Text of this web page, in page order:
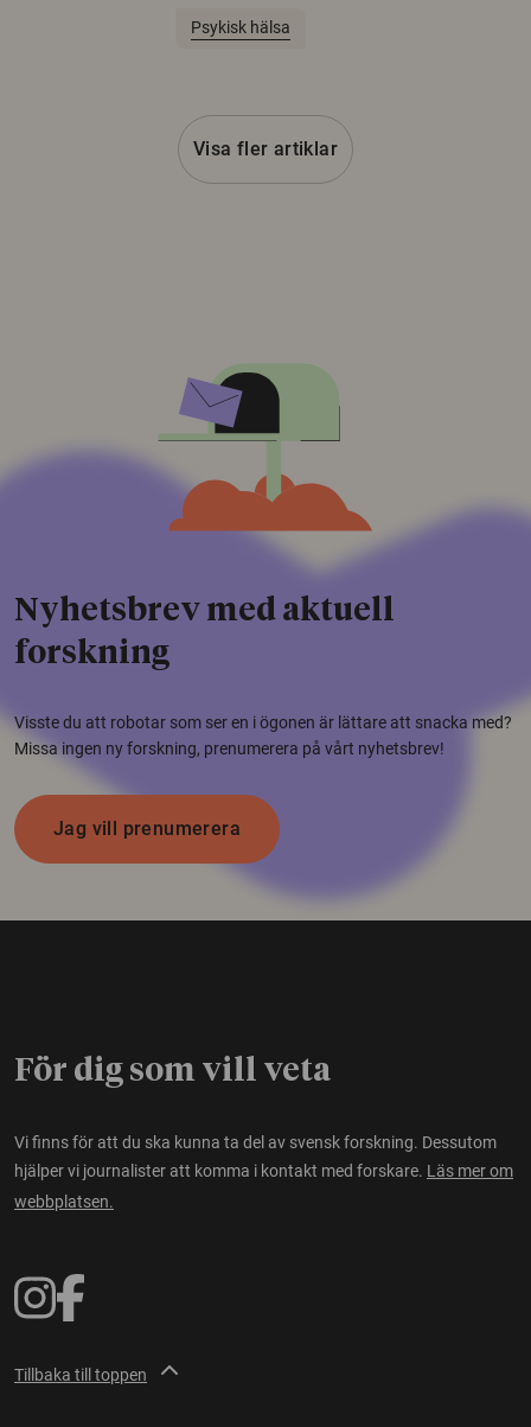
Psykisk hälsa
Visa fler artiklar
Nyhetsbrev med aktuell
forskning
Visste du att robotar som ser en i ögonen är lättare att snacka med?
Missa ingen ny forskning, prenumerera på vårt nyhetsbrev!
Jag vill prenumerera
För dig som vill veta
Vi finns för att du ska kunna ta del av svensk forskning. Dessutom
hjälper vi journalister att komma i kontakt med forskare. Läs mer om
webbplatsen.
Tillbaka till toppen